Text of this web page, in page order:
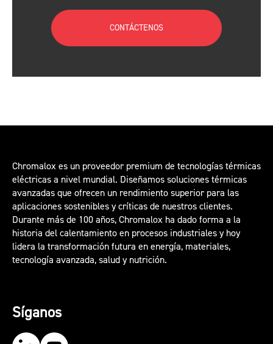
CONTÁCTENOS
Chromalox es un proveedor premium de tecnologías térmicas
eléctricas a nivel mundial. Diseñamos soluciones térmicas
avanzadas que ofrecen un rendimiento superior para las
aplicaciones sostenibles y críticas de nuestros clientes.
Durante más de 100 años, Chromalox ha dado forma a la
historia del calentamiento en procesos industriales y hoy
lidera la transformación futura en energía, materiales,
tecnología avanzada, salud y nutrición.
Síganos
Our LinkedIn Our YouTube